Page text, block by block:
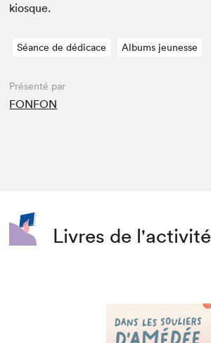
kiosque.
Séance de dédicace Albums jeunesse
Présenté par
FONFON
Livres de l'activité